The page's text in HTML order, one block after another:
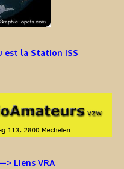
est la Station ISS
Liens VRA